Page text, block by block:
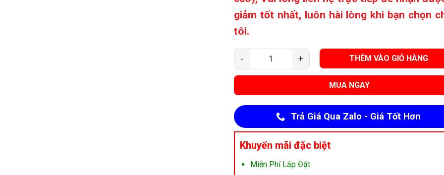
giảm tốt nhất, luôn hài lòng khi bạn chọn
tôi.
Kệ Chén Đĩa Nâng Hạ Boss Nan Dẹt số lượng
THÊM VÀO GIỎ HÀNG
MUA NGAY
Trả Giá Qua Zalo - Giá Tốt Hơn
Khuyến mãi đặc biệt
Miễn Phí Lắp Đặt